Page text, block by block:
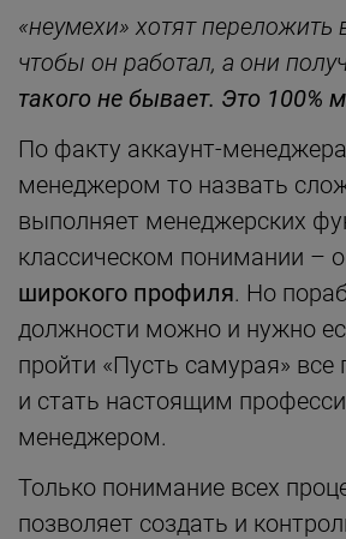
«неумехи» хотят переложить
чтобы он работал, а они
такого не бывает. Это 100%
По факту аккаунт-менеджера
менеджером то назвать
выполняет менеджерских
классическом понимании –
широкого профиля. Но
должности можно и нужно
пройти «Пусть самурая» все
и стать настоящим
менеджером.
Только понимание всех
позволяет создать и